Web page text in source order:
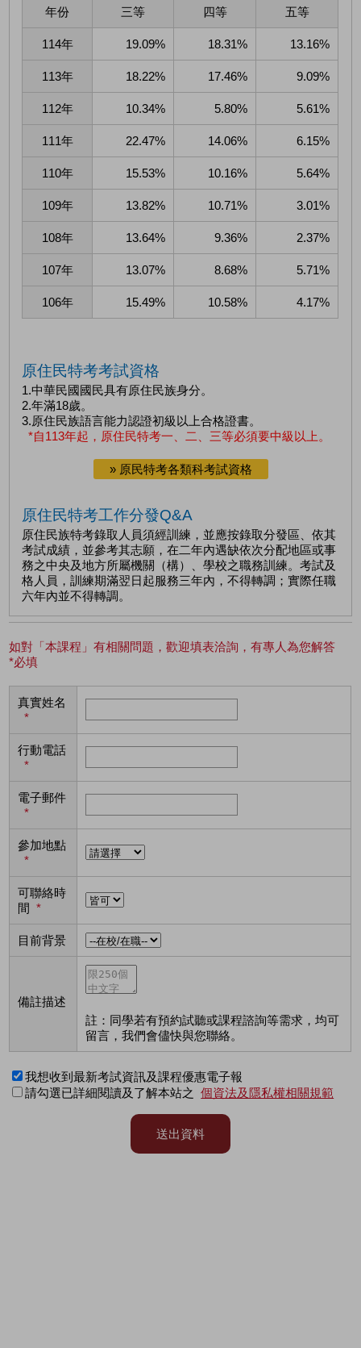
年份 三等 四等 五等
114年 19.09% 18.31% 13.16%
113年 18.22% 17.46% 9.09%
112年 10.34% 5.80% 5.61%
111年 22.47% 14.06% 6.15%
110年 15.53% 10.16% 5.64%
109年 13.82% 10.71% 3.01%
108年 13.64% 9.36% 2.37%
107年 13.07% 8.68% 5.71%
106年 15.49% 10.58% 4.17%
原住民特考考試資格
1.中華民國國民具有原住民族身分。
2.年滿18歲。
3.原住民族語言能力認證初級以上合格證書。
*自113年起，原住民特考一、二、三等必須要中級以上。
» 原民特考各類科考試資格
原住民特考工作分發Q&A
原住民族特考錄取人員須經訓練，並應按錄取分發區、依其
考試成績，並參考其志願，在二年內遇缺依次分配地區或事
務之中央及地方所屬機關（構）、學校之職務訓練。考試及
格人員，訓練期滿翌日起服務三年內，不得轉調；實際任職
六年內並不得轉調。
如對「本課程」有相關問題，歡迎填表洽詢，有專人為您解答
*必填
真實姓名
*
行動電話
*
電子郵件
*
參加地點
*
可聯絡時
間 *
目前背景
備註描述
註：同學若有預約試聽或課程諮詢等需求，均可
留言，我們會儘快與您聯絡。
我想收到最新考試資訊及課程優惠電子報
請勾選已詳細閱讀及了解本站之
個資法及隱私權相關規範
送出資料